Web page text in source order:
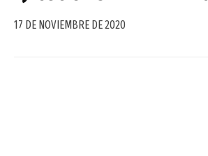
17 DE NOVIEMBRE DE 2020